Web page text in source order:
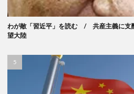
わが敵「習近平」を読む / 共産主義に支
望大陸